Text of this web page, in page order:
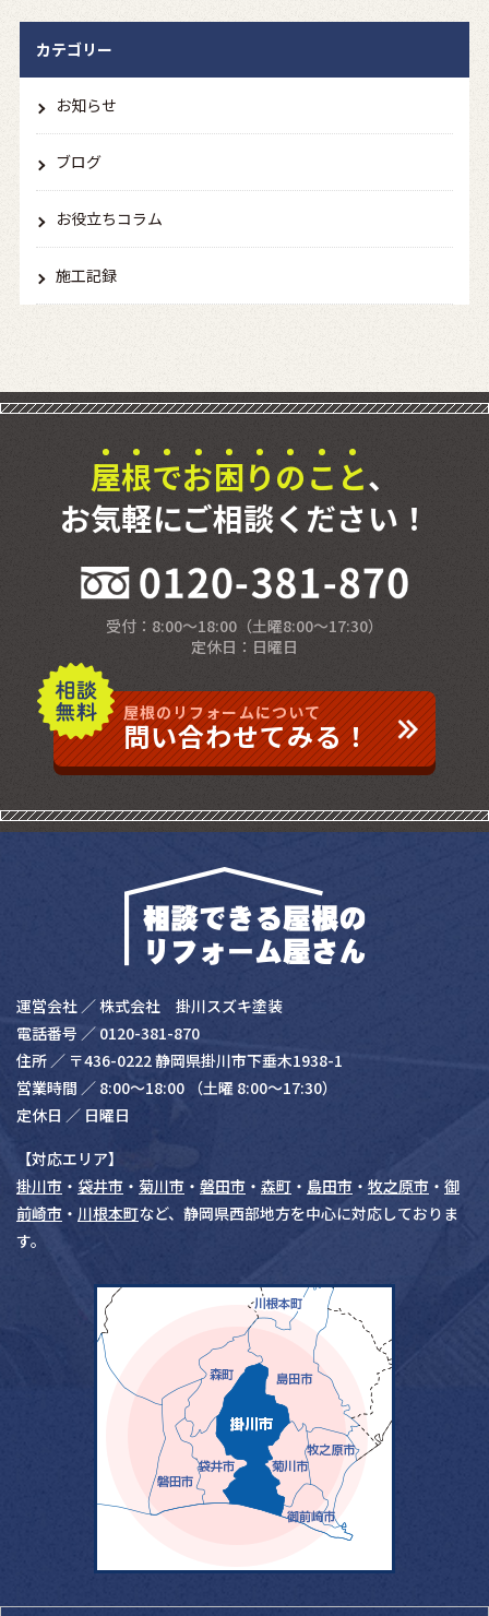
カテゴリー
お知らせ
ブログ
お役立ちコラム
施工記録
屋根でお困りのこ と、
お気軽にご相談ください！
受付：8:00〜18:00（⼟曜8:00〜17:30）
定休⽇：⽇曜⽇
屋根のリフォームについて
問い合わせてみる！
運営会社 ／ 株式会社 掛川スズキ塗装
電話番号 ／ 0120-381-870
住所 ／ 〒436-0222 静岡県掛川市下垂⽊1938-1
営業時間 ／ 8:00〜18:00 （⼟曜 8:00〜17:30）
定休⽇ ／ ⽇曜⽇
【対応エリア】
掛川市 ・ 袋井市 ・ 菊川市 ・ 磐田市 ・ 森町 ・ 島田市 ・ 牧之原市 ・ 御
前崎市 ・ 川根本町など、静岡県西部地方を中心に対応しておりま
す。